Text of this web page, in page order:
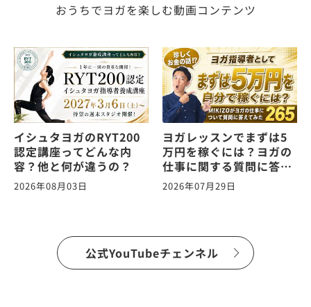
おうちでヨガを楽しむ動画コンテンツ
イシュタヨガのRYT200
認定講座ってどんな内
容？他と何が違うの？
2026年08月03日
ヨガレッスンでまずは5
万円を稼ぐには？ヨガの
仕事に関する質問に答え
ます！vol.265
2026年07月29日
公式YouTubeチェンネル